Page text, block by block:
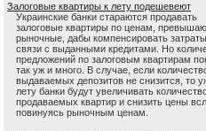
Залоговые квартиры к лету подешевеют
Украинские банки стараются продавать
залоговые квартиры по ценам,
рыночные, дабы компенсировать
связи с выданными кредитами. Но
предложений по залоговым квартирам
так уж и много. В случае, если
выдаваемых депозитов не снизится, то
лету банки будут увеличивать
продаваемых квартир и снизить цены
повинуясь рыночным ценам.